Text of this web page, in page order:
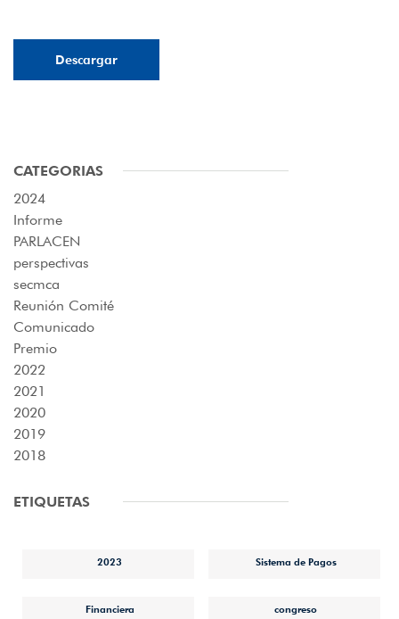
Descargar
CATEGORIAS
2024
Informe
PARLACEN
perspectivas
secmca
Reunión Comité
Comunicado
Premio
2022
2021
2020
2019
2018
ETIQUETAS
2023 Sistema de Pagos
Financiera congreso